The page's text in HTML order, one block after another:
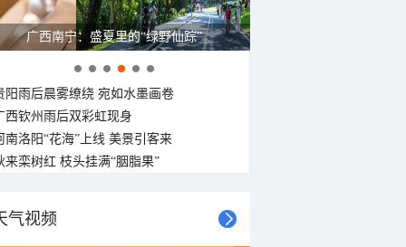
广西南宁：盛夏里的“绿野仙踪”
阳雨后晨雾缭绕 宛如水墨画卷
西钦州雨后双彩虹现身
南洛阳“花海”上线 美景引客来
来栾树红 枝头挂满“胭脂果”
气视频